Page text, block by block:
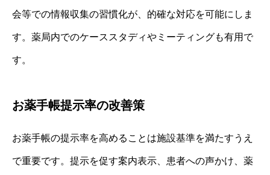
会等での情報収集の習慣化が、的確な対応を可能にしま
す。薬局内でのケーススタディやミーティングも有用で
す。
お薬手帳提示率の改善策
お薬手帳の提示率を高めることは施設基準を満たすうえ
で重要です。提示を促す案内表示、患者への声かけ、薬